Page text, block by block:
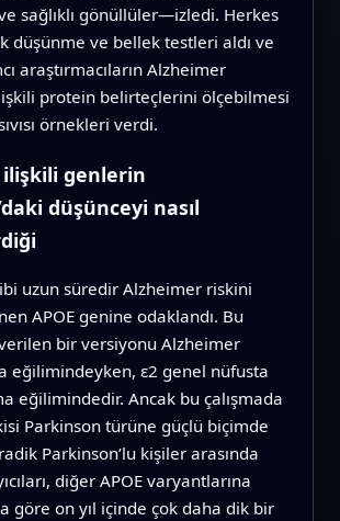
sağlıklı gönüllüler—izledi. Herkes
düşünme ve bellek testleri aldı ve
araştırmacıların Alzheimer
protein belirteçlerini ölçebilmesi
örnekleri verdi.
genlerin
düşünceyi nasıl
uzun süredir Alzheimer riskini
APOE genine odaklandı. Bu
bir versiyonu Alzheimer
eğilimindeyken, ε2 genel nüfusta
eğilimindedir. Ancak bu çalışmada
Parkinson türüne güçlü biçimde
Parkinson’lu kişiler arasında
diğer APOE varyantlarına
göre on yıl içinde çok daha dik bir